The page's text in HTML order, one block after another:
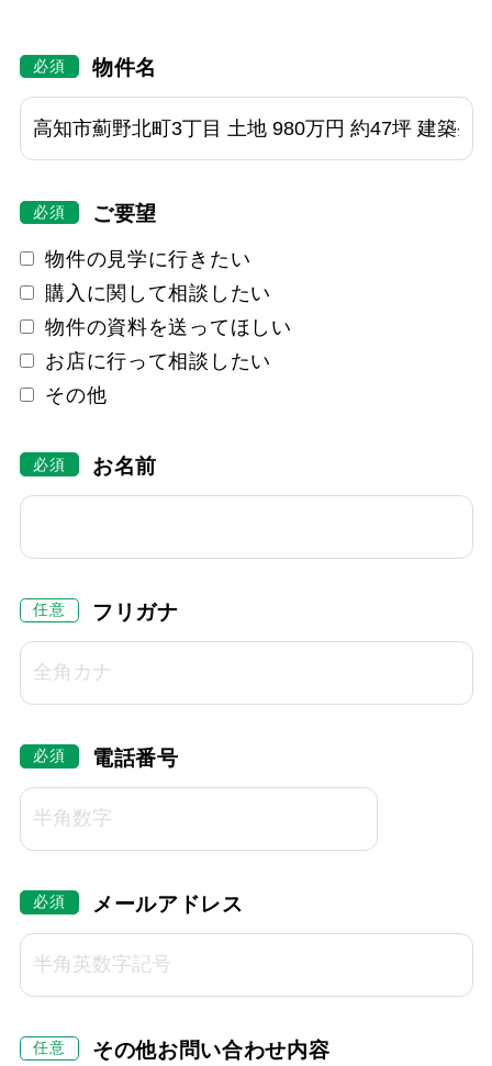
物件名
ご要望
物件の見学に行きたい
購入に関して相談したい
物件の資料を送ってほしい
お店に行って相談したい
その他
お名前
フリガナ
電話番号
メールアドレス
その他お問い合わせ内容